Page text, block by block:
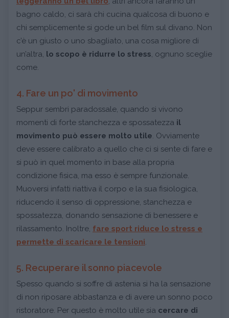
bagno caldo, ci sarà chi cucina qualcosa di buono e
chi semplicemente si gode un bel film sul divano. Non
c’è un giusto o uno sbagliato, una cosa migliore di
un’altra, lo scopo è ridurre lo stress, ognuno sceglie
come.
4. Fare un po' di movimento
Seppur sembri paradossale, quando si vivono
momenti di forte stanchezza e spossatezza il
movimento può essere molto utile. Ovviamente
deve essere calibrato a quello che ci si sente di fare e
si può in quel momento in base alla propria
condizione fisica, ma esso è sempre funzionale.
Muoversi infatti riattiva il corpo e la sua fisiologica,
riducendo il senso di oppressione, stanchezza e
spossatezza, donando sensazione di benessere e
rilassamento. Inoltre, fare sport riduce lo stress e
permette di scaricare le tensioni.
5. Recuperare il sonno piacevole
Spesso quando si soffre di astenia si ha la sensazione
di non riposare abbastanza e di avere un sonno poco
ristoratore. Per questo è molto utile sia cercare di